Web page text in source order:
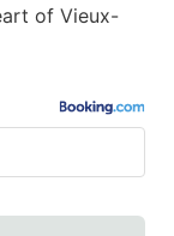
of Vieux-